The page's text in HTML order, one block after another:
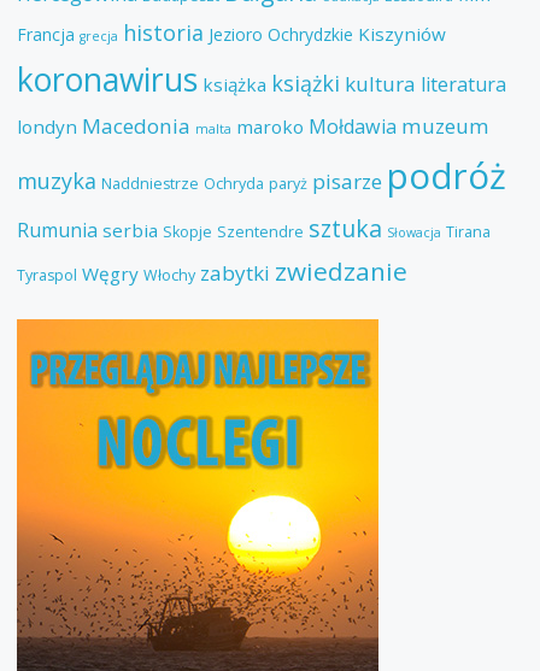
Francja grecja historia Jezioro Ochrydzkie Kiszyniów
koronawirus książka książki kultura literatura
londyn Macedonia malta maroko Mołdawia muzeum
muzyka Naddniestrze Ochryda paryż pisarze podróż
Rumunia serbia Skopje Szentendre sztuka Słowacja Tirana
Tyraspol Węgry Włochy zabytki zwiedzanie